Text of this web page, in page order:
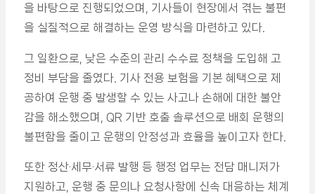
을 바탕으로 진행되었으며, 기사들이 현장에서 겪는 불편
을 실질적으로 해결하는 운영 방식을 마련하고 있다.
그 일환으로, 낮은 수준의 관리 수수료 정책을 도입해 고
정비 부담을 줄였다. 기사 전용 보험을 기본 혜택으로 제
공하여 운행 중 발생할 수 있는 사고나 손해에 대한 불안
감을 해소했으며, QR 기반 호출 솔루션으로 배회 운행의
불편함을 줄이고 운행의 안정성과 효율을 높이고자 한다.
또한 정산·세무·서류 발행 등 행정 업무는 전담 매니저가
지원하고, 운행 중 문의나 요청사항에 신속 대응하는 체계